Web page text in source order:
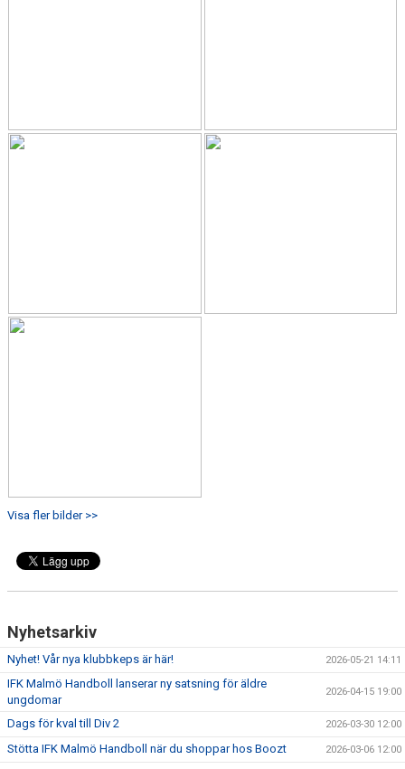
Visa fler bilder >>
Nyhetsarkiv
Nyhet! Vår nya klubbkeps är här! 2026-05-21 14:11
IFK Malmö Handboll lanserar ny satsning för äldre
ungdomar
2026-04-15 19:00
Dags för kval till Div 2 2026-03-30 12:00
Stötta IFK Malmö Handboll när du shoppar hos Boozt 2026-03-06 12:00